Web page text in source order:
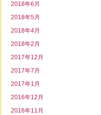
2018年6月
2018年5月
2018年4月
2018年2月
2017年12月
2017年7月
2017年1月
2016年12月
2016年11月